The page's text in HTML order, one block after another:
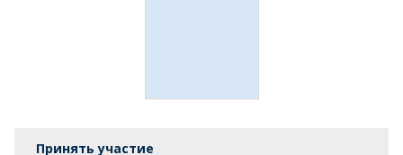
Принять участие